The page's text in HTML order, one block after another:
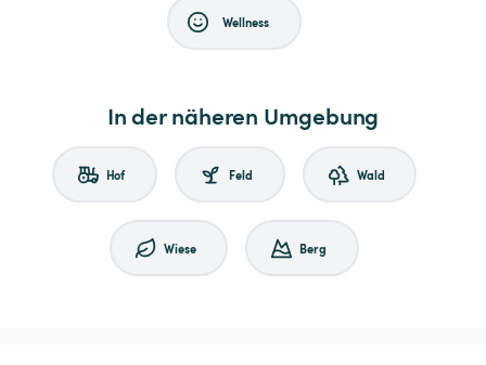
Wellness
In der näheren Umgebung
Hof Feld Wald
Wiese Berg